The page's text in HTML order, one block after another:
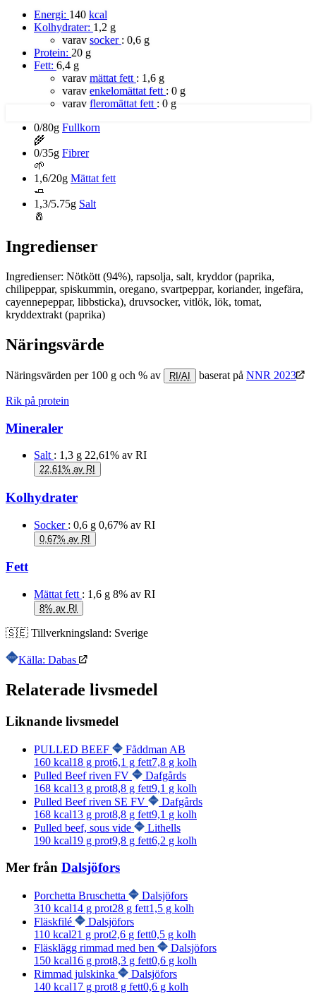
Energi: 140 kcal
Kolhydrater: 1,2 g
varav socker : 0,6 g
Protein: 20 g
Fett: 6,4 g
varav mättat fett : 1,6 g
varav enkelomättat fett : 0 g
varav fleromättat fett : 0 g
0/80g Fullkorn
🌾
0/35g Fibrer
🌱
1,6/20g Mättat fett
🧈
1,3/5.75g Salt
🧂
Ingredienser
Ingredienser: Nötkött (94%), rapsolja, salt, kryddor (paprika,
chilipeppar, spiskummin, oregano, svartpeppar, koriander, ingefära,
cayennepeppar, libbsticka), druvsocker, vitlök, lök, tomat,
kryddextrakt (paprika)
Näringsvärde
Näringsvärden per 100 g och % av RI/AI baserat på NNR 2023
Rik på protein
Mineraler
Salt : 1,3 g 22,61% av RI
22,61% av RI
Kolhydrater
Socker : 0,6 g 0,67% av RI
0,67% av RI
Fett
Mättat fett : 1,6 g 8% av RI
8% av RI
🇸🇪 Tillverkningsland: Sverige
Källa: Dabas
Relaterade livsmedel
Liknande livsmedel
PULLED BEEF
Fåddman AB
160 kcal18 g prot6,1 g fett7,8 g kolh
Pulled Beef riven FV
Dafgårds
168 kcal13 g prot8,8 g fett9,1 g kolh
Pulled Beef riven SE FV
Dafgårds
168 kcal13 g prot8,8 g fett9,1 g kolh
Pulled beef, sous vide
Lithells
190 kcal19 g prot9,8 g fett6,2 g kolh
Mer från Dalsjöfors
Porchetta Bruschetta
Dalsjöfors
310 kcal14 g prot28 g fett1,5 g kolh
Fläskfilé
Dalsjöfors
110 kcal21 g prot2,6 g fett0,5 g kolh
Fläsklägg rimmad med ben
Dalsjöfors
150 kcal16 g prot8,3 g fett0,6 g kolh
Rimmad julskinka
Dalsjöfors
140 kcal17 g prot8 g fett0,6 g kolh